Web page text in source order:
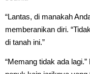
“Lantas, di manakah
memberanikan diri.
di tanah ini.”
“Memang tidak ada